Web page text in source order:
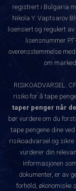
registrert i Bulgaria
Nikola Y. Vaptsarov
lisensiert og regulert av
lisensnummer
overensstemmelse
om
RISIKOADVARSEL:
risiko for å tape
taper penger når
bør vurdere om du
tape pengene dine
risikoadvarsel og sikre
vurderer din
Informasjonen
dokumenter, er av
forhold, økonomiske